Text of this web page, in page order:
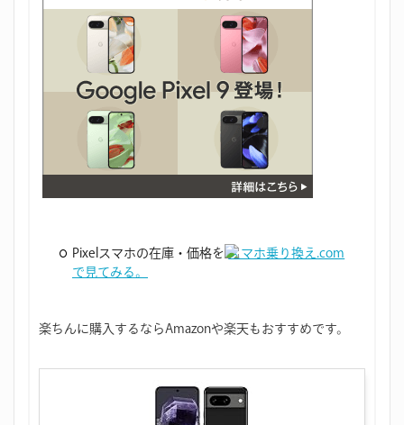
Pixelスマホの在庫・価格を スマホ乗り換え.com
で見てみる。
楽ちんに購入するならAmazonや楽天もおすすめです。